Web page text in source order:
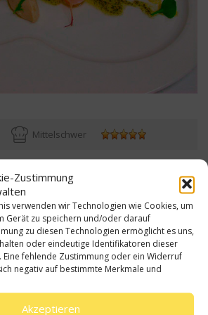
Zustimmung
verwenden wir Technologien wie Cookies, um
Gerät zu speichern und/oder darauf
zu diesen Technologien ermöglicht es uns,
oder eindeutige Identifikatoren dieser
fehlende Zustimmung oder ein Widerruf
negativ auf bestimmte Merkmale und
Akzeptieren
Mittelschwer
ohne Knochen
Espressobohnen
50g Crème fraîche
vor Vortag